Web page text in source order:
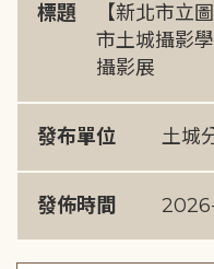
標題
【新北市立
市土城攝影
攝影展
發布單位 土城
發佈時間